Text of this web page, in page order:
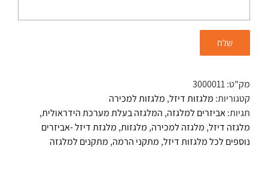
מק"ט:3000011
קטגוריות: מלגזות דיזל, מלגזות למכירה
תגיות:אביזרים למלגזה, המלגזה בעלת מערכת הידראולית,
מלגזה דיזל, מלגזה למכירה, מלגזות, מלגזת דיזל -אביזרים
נוספים לכל מלגזות דיזל, מתקני הרמה, מתקנים למלגזה